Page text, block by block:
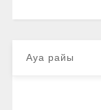
Ауа райы